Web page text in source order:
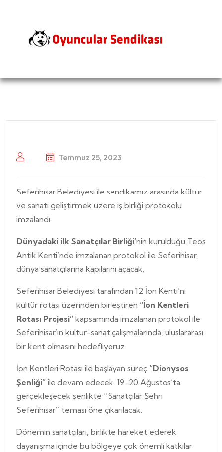
Temmuz 25, 2023
Seferihisar Belediyesi ile sendikamız arasında kültür
ve sanatı geliştirmek üzere iş birliği protokolü
imzalandı.
Dünyadaki ilk Sanatçılar Birliği’nin kurulduğu Teos
Antik Kenti’nde imzalanan protokol ile Seferihisar,
dünya sanatçılarına kapılarını açacak.
Seferihisar Belediyesi tarafından 12 İon Kenti’ni
kültür rotası üzerinden birleştiren “İon Kentleri
Rotası Projesi” kapsamında imzalanan protokol ile
Seferihisar’ın kültür-sanat çalışmalarında, uluslararası
bir kent olmasını hedefliyoruz.
İon Kentleri Rotası ile başlayan süreç “Dionysos
Şenliği” ile devam edecek. 19-20 Ağustos’ta
gerçekleşecek şenlikte ‘’Sanatçılar Şehri
Seferihisar‘’ teması öne çıkarılacak.
Dönemin sanatçıları, birlikte hareket ederek
dayanışma içinde bu bölgeye çok önemli katkılar